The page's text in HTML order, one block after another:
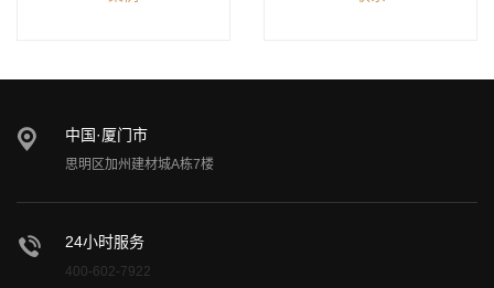
中国·厦门市
思明区加州建材城A栋7楼
24小时服务
400-602-7922